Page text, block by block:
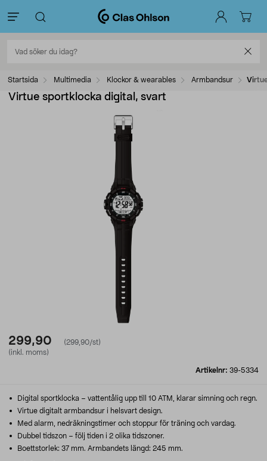
Startsida Multimedia Klockor & wearables Armbandsur
Virtue sportklocka digital, svart
299,90
(299,90/st)
(inkl. moms)
Artikelnr: 39-5334
Digital sportklocka – vattentålig upp till 10 ATM, klarar simning och regn.
Virtue digitalt armbandsur i helsvart design.
Med alarm, nedräkningstimer och stoppur för träning och vardag.
Dubbel tidszon – följ tiden i 2 olika tidszoner.
Boettstorlek: 37 mm. Armbandets längd: 245 mm.